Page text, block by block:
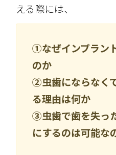
える際には、
①なぜインプラン
のか
②虫歯にならなく
る理由は何か
③虫歯で歯を失っ
にするのは可能な